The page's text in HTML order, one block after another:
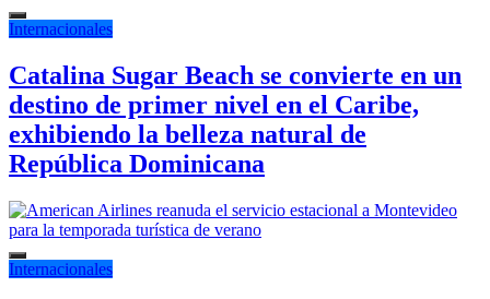
Internacionales
Catalina Sugar Beach se convierte en un
destino de primer nivel en el Caribe,
exhibiendo la belleza natural de
República Dominicana
Internacionales